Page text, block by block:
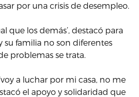
por una crisis de desempleo.
que los demás’, destacó para
su familia no son diferentes
problemas se trata.
a luchar por mi casa, no me
el apoyo y solidaridad que